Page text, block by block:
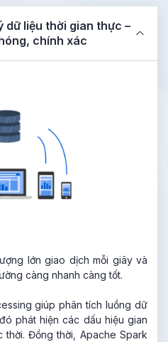
dữ liệu thời gian thực –
chính xác
lớn giao dịch mỗi giây và
càng nhanh càng tốt.
giúp phân tích luồng dữ
phát hiện các dấu hiệu gian
Đồng thời, Apache Spark